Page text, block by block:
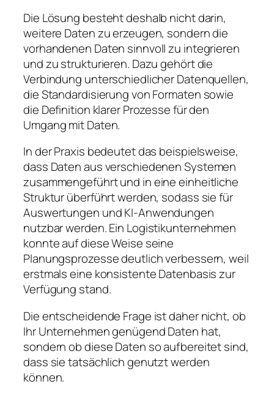
Die Lösung besteht deshalb nicht darin,
weitere Daten zu erzeugen, sondern die
vorhandenen Daten sinnvoll zu integrieren
und zu strukturieren. Dazu gehört die
Verbindung unterschiedlicher Datenquellen,
die Standardisierung von Formaten sowie
die Definition klarer Prozesse für den
Umgang mit Daten.
In der Praxis bedeutet das beispielsweise,
dass Daten aus verschiedenen Systemen
zusammengeführt und in eine einheitliche
Struktur überführt werden, sodass sie für
Auswertungen und KI-Anwendungen
nutzbar werden. Ein Logistikunternehmen
konnte auf diese Weise seine
Planungsprozesse deutlich verbessern, weil
erstmals eine konsistente Datenbasis zur
Verfügung stand.
Die entscheidende Frage ist daher nicht, ob
Ihr Unternehmen genügend Daten hat,
sondern ob diese Daten so aufbereitet sind,
dass sie tatsächlich genutzt werden
können.